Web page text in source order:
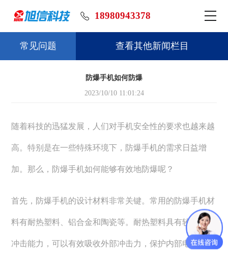
18980943378
常见问题 查看其他新闻栏目
防爆手机如何防爆
2023/10/10 11:01:24
随着科技的迅猛发展，人们对手机安全性的要求也越来越
高。特别是在一些特殊环境下，防爆手机的需求日益增
加。那么，防爆手机如何能够有效地防爆呢？
首先，防爆手机的设计材料非常关键。常用的防爆手机材
料有耐热塑料、铝合金和陶瓷等。耐热塑料具有较强的抗
冲击能力，可以有效吸收外部冲击力，保护内部电子器件